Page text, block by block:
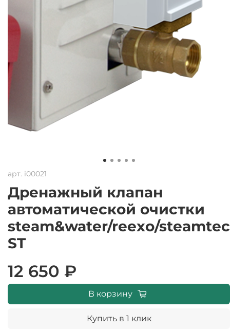
арт. i00021
Дренажный клапан
автоматической очистки
steam&water/reexo/steamtec
ST
12 650 ₽
В корзину
Купить в 1 клик